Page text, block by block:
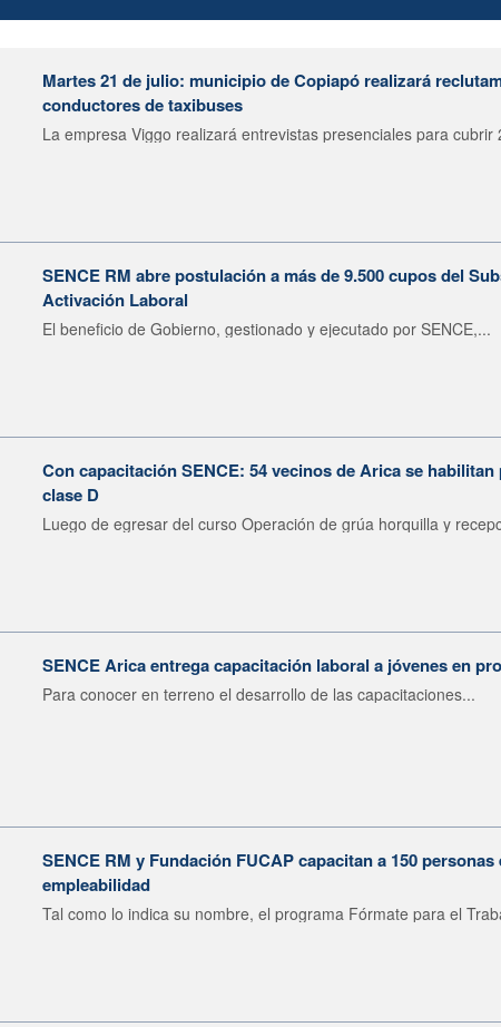
Martes 21 de julio: municipio de Copiapó realizará
conductores de taxibuses
La empresa Viggo realizará entrevistas presenciales para cubrir
SENCE RM abre postulación a más de 9.500 cupos del
Activación Laboral
El beneficio de Gobierno, gestionado y ejecutado por SENCE,...
Con capacitación SENCE: 54 vecinos de Arica se
clase D
Luego de egresar del curso Operación de grúa horquilla y
SENCE Arica entrega capacitación laboral a jóvenes en
Para conocer en terreno el desarrollo de las capacitaciones...
SENCE RM y Fundación FUCAP capacitan a 150
empleabilidad
Tal como lo indica su nombre, el programa Fórmate para el